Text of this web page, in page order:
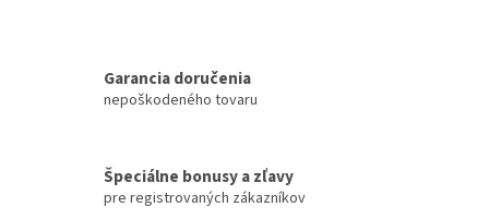
Garancia doručenia
nepoškodeného tovaru
Špeciálne bonusy a zľavy
pre registrovaných zákazníkov